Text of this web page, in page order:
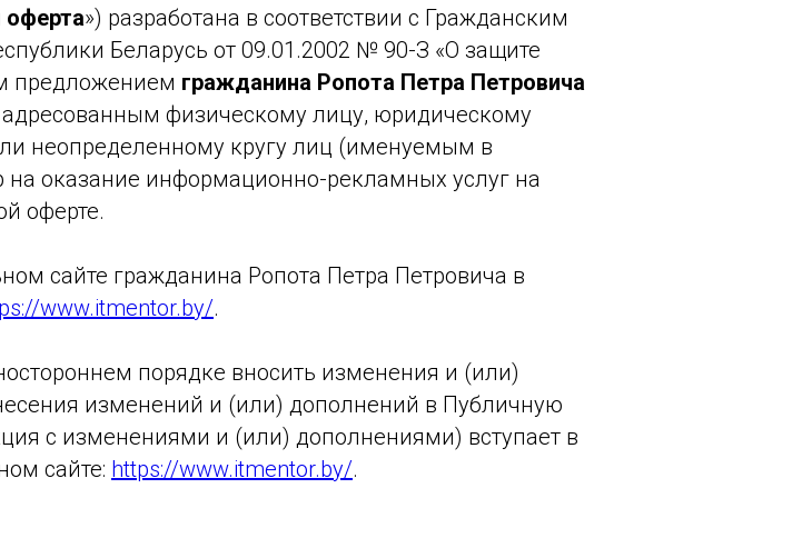
оферта») разработана в соответствии с Гражданским
Беларусь от 09.01.2002 № 90-З «О защите
предложением гражданина Ропота Петра Петровича
адресованным физическому лицу, юридическому
неопределенному кругу лиц (именуемым в
на оказание информационно-рекламных услуг на
оферте.
сайте гражданина Ропота Петра Петровича в
www.itmentor.by/.
порядке вносить изменения и (или)
изменений и (или) дополнений в Публичную
с изменениями и (или) дополнениями) вступает в
сайте: https://www.itmentor.by/.